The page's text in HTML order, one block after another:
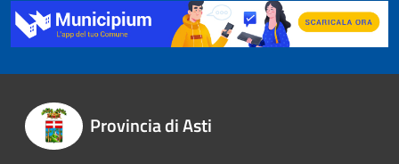
Provincia di Asti